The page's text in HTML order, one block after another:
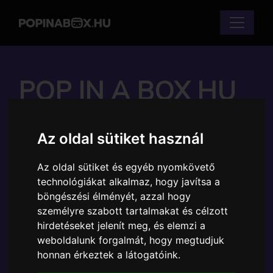
Az oldal sütiket használ
Az oldal sütiket és egyéb nyomkövető
technológiákat alkalmaz, hogy javítsa a
böngészési élményét, azzal hogy
személyre szabott tartalmakat és célzott
hirdetéseket jelenít meg, és elemzi a
weboldalunk forgalmát, hogy megtudjuk
honnan érkeztek a látogatóink.
POP IN A BOX HU
FUNKO POP -
HISTORY - HISTORY
GEORGE
WASHINGTON
FIGURA
Márka:
Funko